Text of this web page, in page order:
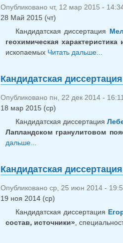
Опубликовано чт, 12 мар 2015 -
28 Май 2015 (чт)
Кандидатская диссертация
геохимическая
ископаемых Читать дальше...
Кандидатская
Опубликовано пн, 22 дек 2014 -
18 мар 2015 (ср)
Кандидатская диссертация
Лапландском гранулитовом
дальше...
Кандидатская
Опубликовано ср, 25 июн 2014 -
19 ноя 2014 (ср)
Кандидатская диссертация
состав, источники» ,